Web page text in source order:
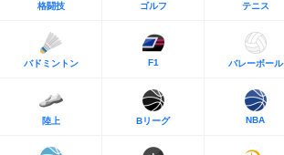
格闘技 ゴルフ テニス
バドミントン F1 バレーボール
陸上 Bリーグ NBA